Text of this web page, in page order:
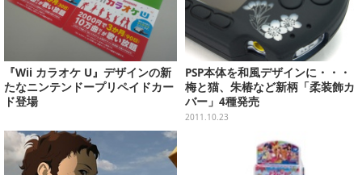
『Wii カラオケ U』デザインの新
たなニンテンドープリペイドカー
ド登場
PSP本体を和風デザインに・・・
梅と猫、朱椿など新柄「柔装飾カ
バー」4種発売
2011.10.23